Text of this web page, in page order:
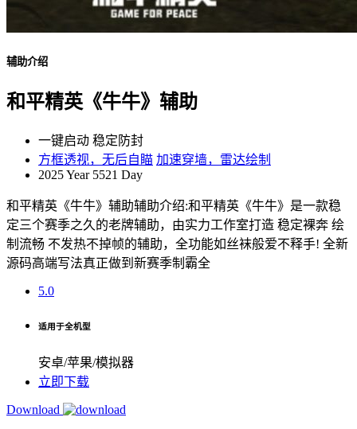
辅助介绍
和平精英《牛牛》辅助
一键启动 稳定防封
方框透视，无后自瞄 加速穿墙，雷达绘制
2025 Year 5521 Day
和平精英《牛牛》辅助辅助介绍:和平精英《牛牛》是一款稳
定三个赛季之久的老牌辅助，由实力工作室打造 稳定裸奔 绘
制流畅 不发热不掉帧的辅助，全功能如丝袜般爱不释手! 全新
源码高端写法真正做到新赛季制霸全
5.0
适用于全机型
安卓/苹果/模拟器
立即下载
Download